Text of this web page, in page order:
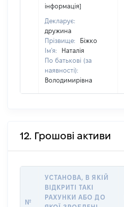
інформація]
Декларує:
дружина
Прізвище:
Біжко
Ім'я:
Наталія
По батькові (за
наявності):
Володимирівна
12. Грошові активи
№
УСТАНОВА, В ЯКІЙ
ВІДКРИТІ ТАКІ
РАХУНКИ АБО ДО